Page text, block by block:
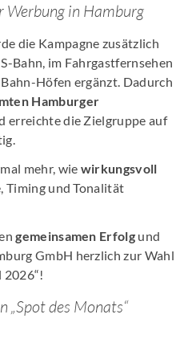
Werbung in Hamburg
die Kampagne zusätzlich
Bahn, im Fahrgastfernsehen
Höfen ergänzt. Dadurch
Hamburger
erreichte die Zielgruppe auf
mehr, wie wirkungsvoll
Timing und Tonalität
gemeinsamen Erfolg und
GmbH herzlich zur Wahl
2026“!
„Spot des Monats“